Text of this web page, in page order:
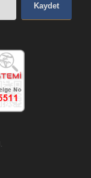
Kaydet